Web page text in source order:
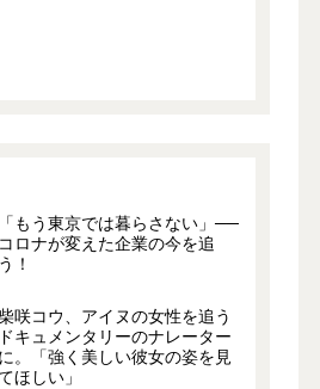
「もう東京では暮らさない」──
コロナが変えた企業の今を追
う！
咲コウ、アイヌの女性を追う
ドキュメンタリーのナレーター
に。「強く美しい彼女の姿を見
ほしい」